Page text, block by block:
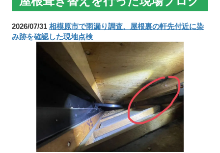
2026/07/31 相模原市で雨漏り調査、屋根裏の軒先付近に染
み跡を確認した現地点検